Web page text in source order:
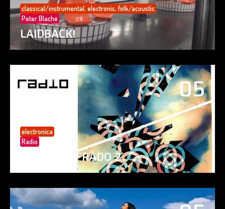
classical/instrumental, electronic, folk/acoustic
Peter Blache
LAIDBACK!
05
May 25
electronica
Radio
PAISAJE CIFRADO 2